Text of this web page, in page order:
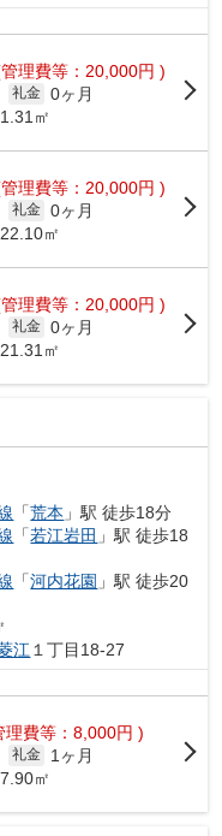
理費等：20,000円 )
礼金 0ヶ月
㎡
理費等：20,000円 )
礼金 0ヶ月
㎡
理費等：20,000円 )
礼金 0ヶ月
㎡
「荒本 」駅 徒歩18分
「若江岩田 」駅 徒歩18
「河内花園 」駅 徒歩20
江 １丁目18-27
理費等：8,000円 )
礼金
1ヶ月
㎡